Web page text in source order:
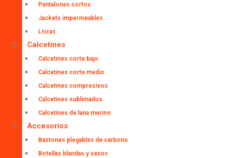
Pantalones cortos
Jackets impermeables
Licras
Calcetines
Calcetines corte bajo
Calcetines corte medio
Calcetines compresivos
Calcetines sublimados
Calcetines de lana merino
Accesorios
Bastones plegables de carbono
Botellas blandas y vasos